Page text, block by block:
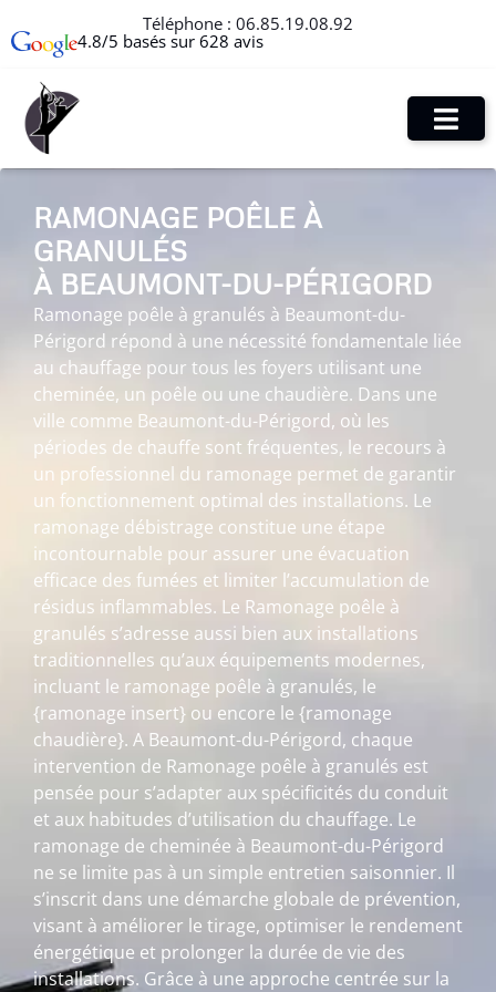
Téléphone : 06.85.19.08.92
4.8/5 basés sur 628 avis
RAMONAGE POÊLE À
GRANULÉS
À BEAUMONT-DU-PÉRIGORD
Ramonage poêle à granulés à Beaumont-du-
Périgord répond à une nécessité fondamentale liée
au chauffage pour tous les foyers utilisant une
cheminée, un poêle ou une chaudière. Dans une
ville comme Beaumont-du-Périgord, où les
périodes de chauffe sont fréquentes, le recours à
un professionnel du ramonage permet de garantir
un fonctionnement optimal des installations. Le
ramonage débistrage constitue une étape
incontournable pour assurer une évacuation
efficace des fumées et limiter l’accumulation de
résidus inflammables. Le Ramonage poêle à
granulés s’adresse aussi bien aux installations
traditionnelles qu’aux équipements modernes,
incluant le ramonage poêle à granulés, le
{ramonage insert} ou encore le {ramonage
chaudière}. A Beaumont-du-Périgord, chaque
intervention de Ramonage poêle à granulés est
pensée pour s’adapter aux spécificités du conduit
et aux habitudes d’utilisation du chauffage. Le
ramonage de cheminée à Beaumont-du-Périgord
ne se limite pas à un simple entretien saisonnier. Il
s’inscrit dans une démarche globale de prévention,
visant à améliorer le tirage, optimiser le rendement
énergétique et prolonger la durée de vie des
installations. Grâce à une approche centrée sur la